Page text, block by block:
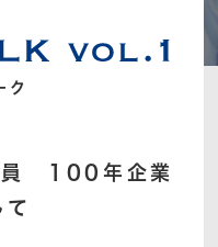
ク
員 100年企業